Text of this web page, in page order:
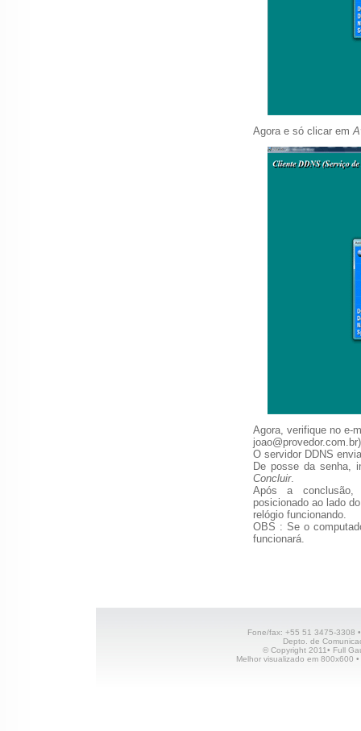
Agora e só clicar em
Agora, verifique no e-
O servidor DDNS
De posse da senha,
Concluir.
Após a conclusão,
posicionado ao lado do
relógio funcionando.
OBS : Se o
funcionará.
Fone/fax: +55 51 3475-3308
Depto. de
© Copyright 2011• Full
Melhor visualizado em 800x600